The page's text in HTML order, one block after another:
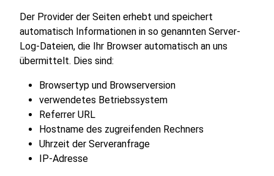
Der Provider der Seiten erhebt und speichert
automatisch Informationen in so genannten Server-
Log-Dateien, die Ihr Browser automatisch an uns
übermittelt. Dies sind:
Browsertyp und Browserversion
verwendetes Betriebssystem
Referrer URL
Hostname des zugreifenden Rechners
Uhrzeit der Serveranfrage
IP-Adresse